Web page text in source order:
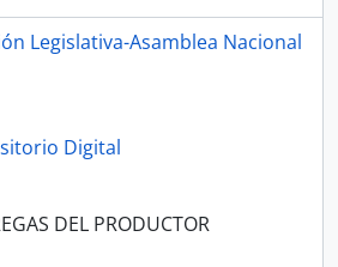
Legislativa-Asamblea Nacional
Digital
DEL PRODUCTOR